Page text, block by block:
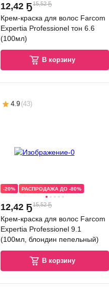
12,42 Ҕ15,52 Ҕ
Крем-краска для волос Farcom
Expertia Professionel тон 6.6
(100мл)
В корзину
4.9 (43)
-20% РАСПРОДАЖА ДО -80%
12,42 Ҕ15,52 Ҕ
Крем-краска для волос Farcom
Expertia Professionel 9.1
(100мл, блондин пепельный)
В корзину